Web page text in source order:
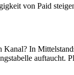
von Paid
In
auftaucht.